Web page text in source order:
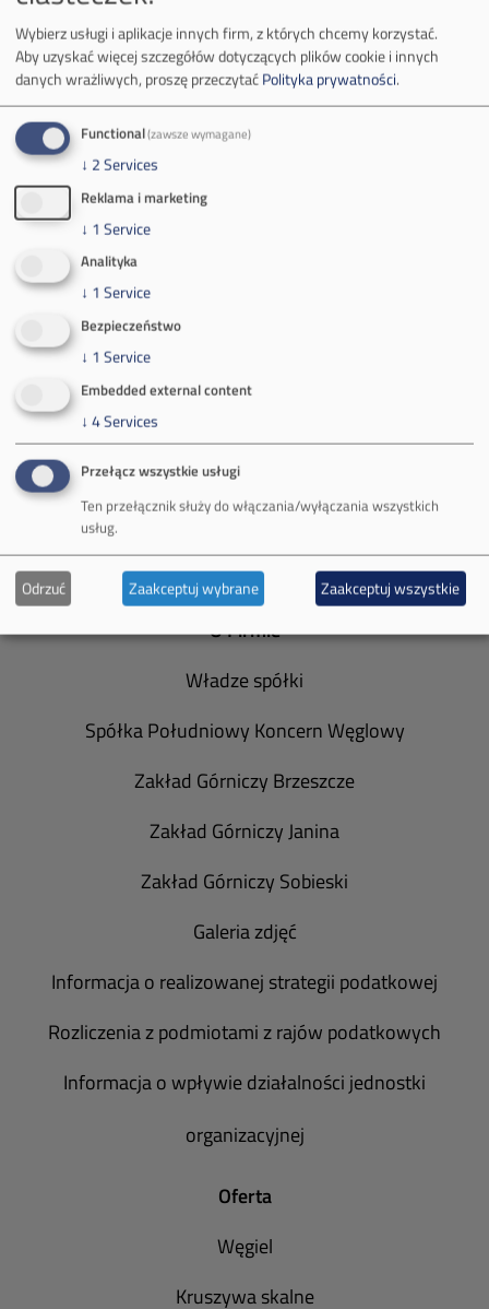
2018(12)
2017(24)
2016 (20)
2015 (23)
(19)
(17)
2012
2011 (17)
2010 (1)
2009 (5)
2008(2)
2007 (1)
(19)
O Firmie
Władze spółki
Spółka Południowy Koncern Węglowy
Zakład Górniczy Brzeszcze
Zakład Górniczy Janina
Zakład Górniczy Sobieski
Galeria zdjęć
Informacja o realizowanej strategii podatkowej
Rozliczenia z podmiotami z rajów podatkowych
Informacja o wpływie działalności jednostki
organizacyjnej
Oferta
Węgiel
Kruszywa skalne
Wybierz usługi i aplikacje innych firm, z których chcemy korzystać.
Aby uzyskać więcej szczegółów dotyczących plików cookie i innych
danych wrażliwych, proszę przeczytaćPolityka prywatności.
Functional(zawsze wymagane)
↓ 2Services
Reklama i marketing
↓ 1 Service
Analityka
↓ 1 Service
Bezpieczeństwo
↓ 1 Service
Embedded external content
↓ 4Services
Przełącz wszystkie usługi
Ten przełącznik służy do włączania/wyłączania wszystkich
usług.
Odrzuć Zaakceptuj wybrane Zaakceptuj wszystkie